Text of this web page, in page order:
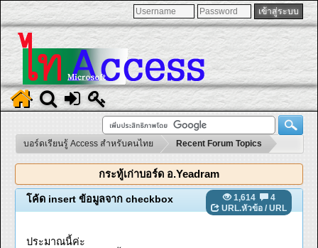
บอร์ดเรียนรู้ Access สำหรับคนไทย Recent Forum Topics
กระทู้เก่าบอร์ด อ.Yeadram
1,614
4
URL.หัวข้อ / URL
โค้ด insert ข้อมูลจาก checkbox
ประมาณนี้ค่ะ